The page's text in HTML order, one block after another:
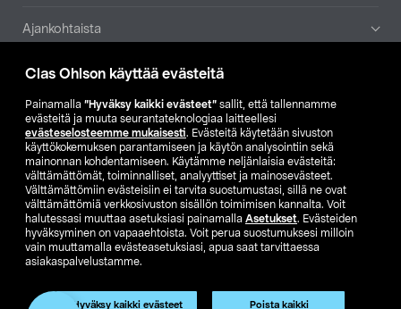
Clas Ohlson käyttää evästeitä
Painamalla ”Hyväksy kaikki evästeet” sallit, että tallennamme
evästeitä ja muuta seurantateknologiaa laitteellesi
evästeselosteemme mukaisesti. Evästeitä käytetään sivuston
käyttökokemuksen parantamiseen ja käytön analysointiin sekä
mainonnan kohdentamiseen. Käytämme neljänlaisia evästeitä:
välttämättömät, toiminnalliset, analyyttiset ja mainosevästeet.
Välttämättömiin evästeisiin ei tarvita suostumustasi, sillä ne ovat
välttämättömiä verkkosivuston sisällön toimimisen kannalta. Voit
halutessasi muuttaa asetuksiasi painamalla Asetukset. Evästeiden
hyväksyminen on vapaaehtoista. Voit perua suostumuksesi milloin
vain muuttamalla evästeasetuksiasi, apua saat tarvittaessa
asiakaspalvelustamme.
Hyväksy kaikki evästeet Poista kaikki
Ajankohtaista
Muut yrityksemme
Etsi myymälä
SE NO FI
FI SV